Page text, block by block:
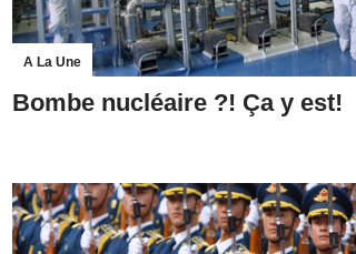
A La Une
Bombe nucléaire ?! Ça y est!